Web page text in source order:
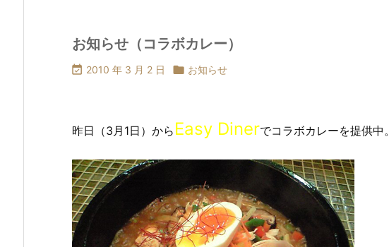
お知らせ（コラボカレー）
 2010 年 3 月 2 日  お知らせ
昨日（3月1日）から Easy Dinerでコラボカレーを提供中。